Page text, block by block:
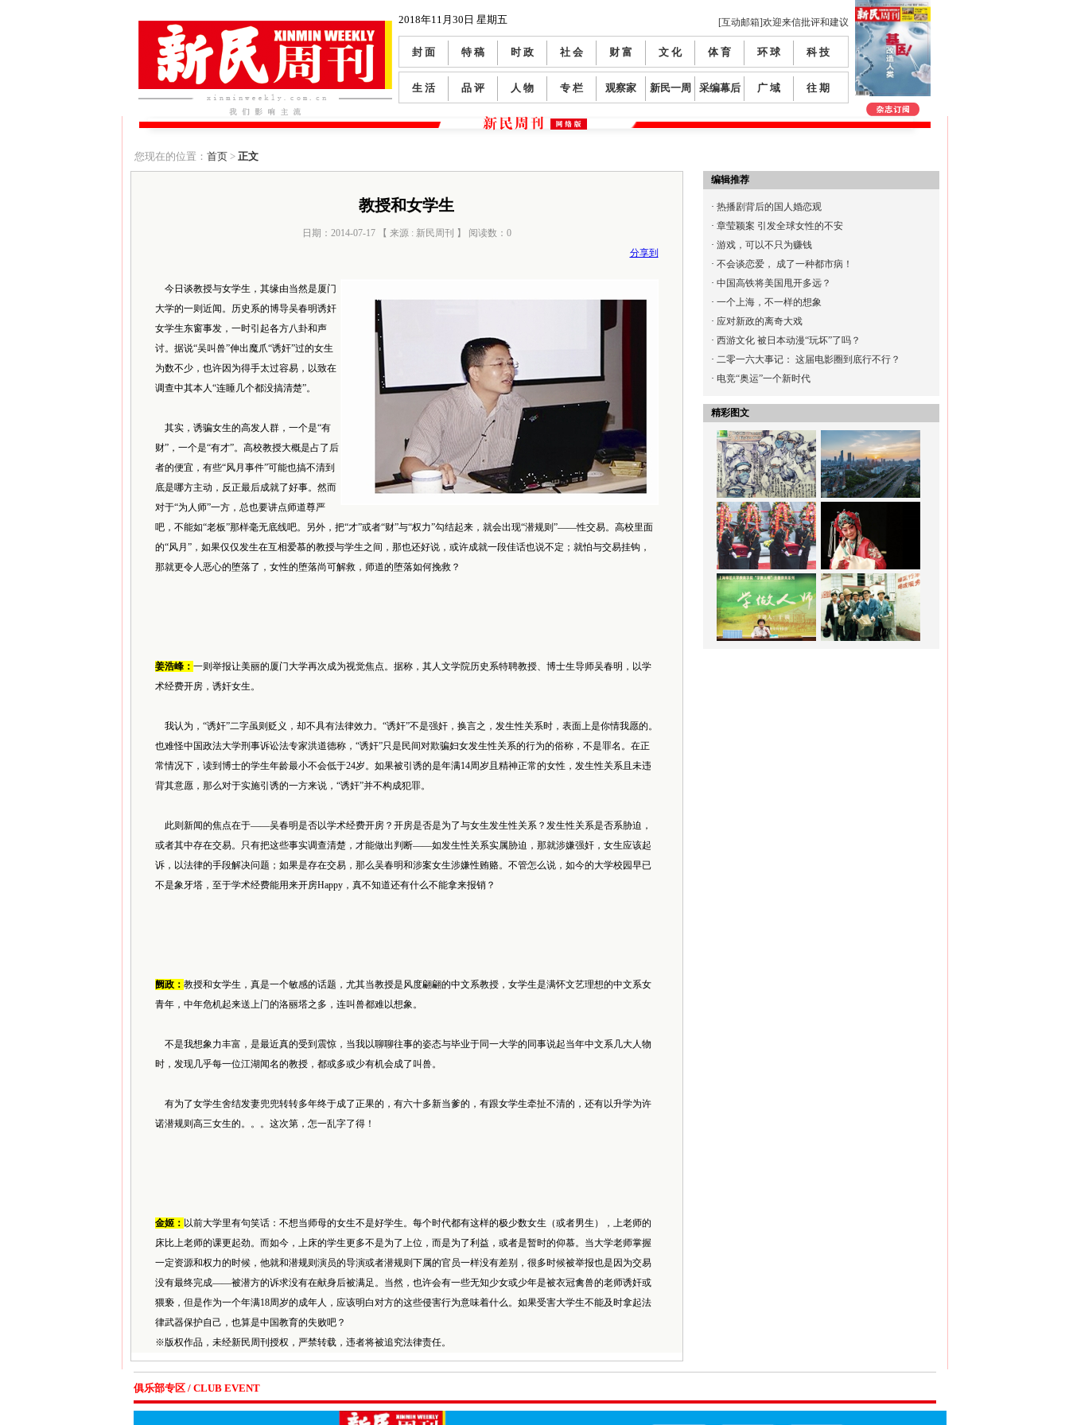
2018年11月30日 星期五 [互动邮箱]欢迎来信批评和建议
封 面 特 稿 时 政 社 会 财 富 文 化 体 育 环 球 科 技
生 活 品 评 人 物 专 栏 观察家 新民一周 采编幕后 广 域 往 期
您现在的位置： 首页> 正文
教授和女学生
日期：2014-07-17 【 来源 : 新民周刊 】 阅读数： 0
分享到
今日谈教授与女学生，其缘由当然是厦门
大学的一则近闻。历史系的博导吴春明诱奸
女学生东窗事发，一时引起各方八卦和声
讨。据说“吴叫兽”伸出魔爪“诱奸”过的女生
为数不少，也许因为得手太过容易，以致在
调查中其本人“连睡几个都没搞清楚”。
其实，诱骗女生的高发人群，一个是“有
财”，一个是“有才”。高校教授大概是占了后
者的便宜，有些“风月事件”可能也搞不清到
底是哪方主动，反正最后成就了好事。然而
对于“为人师”一方，总也要讲点师道尊严
吧，不能如“老板”那样毫无底线吧。另外，把“才”或者“财”与“权力”勾结起来，就会出现“潜规则”——性交易。高校里面
的“风月”，如果仅仅发生在互相爱慕的教授与学生之间，那也还好说，或许成就一段佳话也说不定；就怕与交易挂钩，
那就更令人恶心的堕落了，女性的堕落尚可解救，师道的堕落如何挽救？
姜浩峰： 一则举报让美丽的厦门大学再次成为视觉焦点。据称，其人文学院历史系特聘教授、博士生导师吴春明，以学
术经费开房，诱奸女生。
我认为，“诱奸”二字虽则贬义，却不具有法律效力。“诱奸”不是强奸，换言之，发生性关系时，表面上是你情我愿的。
也难怪中国政法大学刑事诉讼法专家洪道德称，“诱奸”只是民间对欺骗妇女发生性关系的行为的俗称，不是罪名。在正
常情况下，读到博士的学生年龄最小不会低于24岁。如果被引诱的是年满14周岁且精神正常的女性，发生性关系且未违
背其意愿，那么对于实施引诱的一方来说，“诱奸”并不构成犯罪。
此则新闻的焦点在于——吴春明是否以学术经费开房？开房是否是为了与女生发生性关系？发生性关系是否系胁迫，
或者其中存在交易。只有把这些事实调查清楚，才能做出判断——如发生性关系实属胁迫，那就涉嫌强奸，女生应该起
诉，以法律的手段解决问题；如果是存在交易，那么吴春明和涉案女生涉嫌性贿赂。不管怎么说，如今的大学校园早已
不是象牙塔，至于学术经费能用来开房Happy，真不知道还有什么不能拿来报销？
阙政： 教授和女学生，真是一个敏感的话题，尤其当教授是风度翩翩的中文系教授，女学生是满怀文艺理想的中文系女
青年，中年危机起来送上门的洛丽塔之多，连叫兽都难以想象。
不是我想象力丰富，是最近真的受到震惊，当我以聊聊往事的姿态与毕业于同一大学的同事说起当年中文系几大人物
时，发现几乎每一位江湖闻名的教授，都或多或少有机会成了叫兽。
有为了女学生舍结发妻兜兜转转多年终于成了正果的，有六十多新当爹的，有跟女学生牵扯不清的，还有以升学为许
诺潜规则高三女生的。。。这次第，怎一乱字了得！
金姬： 以前大学里有句笑话：不想当师母的女生不是好学生。每个时代都有这样的极少数女生（或者男生），上老师的
床比上老师的课更起劲。而如今，上床的学生更多不是为了上位，而是为了利益，或者是暂时的仰慕。当大学老师掌握
一定资源和权力的时候，他就和潜规则演员的导演或者潜规则下属的官员一样没有差别，很多时候被举报也是因为交易
没有最终完成——被潜方的诉求没有在献身后被满足。当然，也许会有一些无知少女或少年是被衣冠禽兽的老师诱奸或
猥亵，但是作为一个年满18周岁的成年人，应该明白对方的这些侵害行为意味着什么。如果受害大学生不能及时拿起法
律武器保护自己，也算是中国教育的失败吧？
※版权作品，未经新民周刊授权，严禁转载，违者将被追究法律责任。
编辑推荐
· 热播剧背后的国人婚恋观
· 章莹颖案 引发全球女性的不安
· 游戏，可以不只为赚钱
· 不会谈恋爱， 成了一种都市病！
· 中国高铁将美国甩开多远？
· 一个上海，不一样的想象
· 应对新政的离奇大戏
· 西游文化 被日本动漫“玩坏”了吗？
· 二零一六大事记： 这届电影圈到底行不行？
· 电竞“奥运”一个新时代
精彩图文
俱乐部专区 / CLUB EVENT